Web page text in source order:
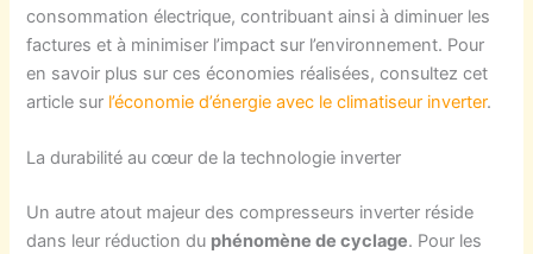
consommation électrique, contribuant ainsi à diminuer les
factures et à minimiser l’impact sur l’environnement. Pour
en savoir plus sur ces économies réalisées, consultez cet
article sur l’économie d’énergie avec le climatiseur inverter.
La durabilité au cœur de la technologie inverter
Un autre atout majeur des compresseurs inverter réside
dans leur réduction du phénomène de cyclage. Pour les